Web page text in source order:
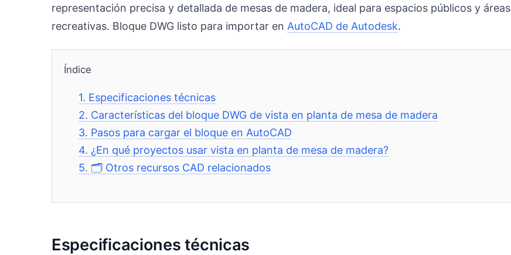
representación precisa y detallada de mesas de madera, ideal para espacios públicos y áreas
recreativas. Bloque DWG listo para importar en AutoCAD de Autodesk.
Índice
1. Especificaciones técnicas
2. Características del bloque DWG de vista en planta de mesa de madera
3. Pasos para cargar el bloque en AutoCAD
4. ¿En qué proyectos usar vista en planta de mesa de madera?
5. 🗂️ Otros recursos CAD relacionados
Especificaciones técnicas